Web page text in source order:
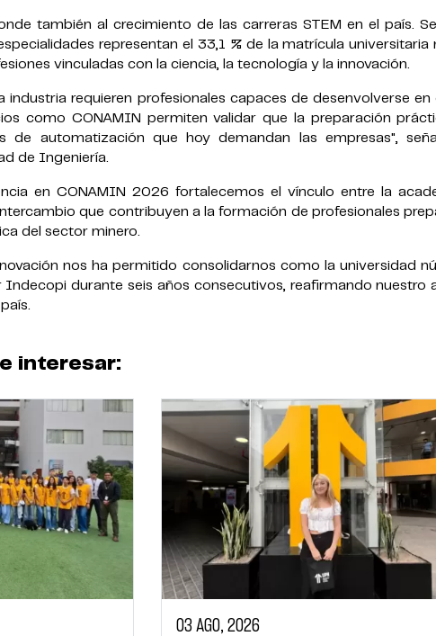
también al crecimiento de las carreras STEM en el país.
representan el 33,1 % de la matrícula universitaria
vinculadas con la ciencia, la tecnología y la innovación.
industria requieren profesionales capaces de desenvolverse
como CONAMIN permiten validar que la preparación
de automatización que hoy demandan las empresas",
de Ingeniería.
en CONAMIN 2026 fortalecemos el vínculo entre la
que contribuyen a la formación de profesionales
del sector minero.
nos ha permitido consolidarnos como la universidad
durante seis años consecutivos, reafirmando nuestro
interesar:
03 AGO, 2026